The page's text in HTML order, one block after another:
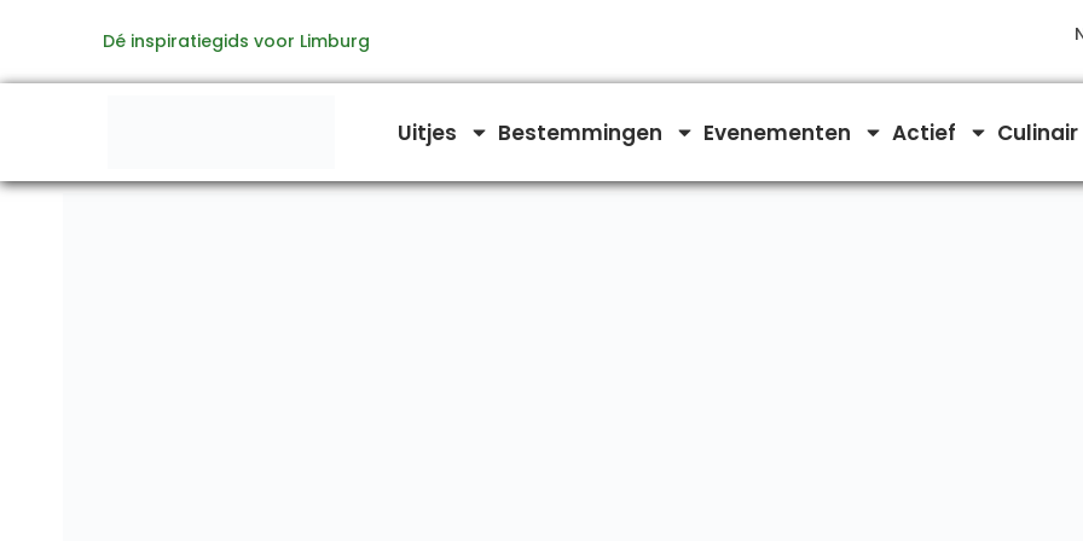
de
Dé inspiratiegids voor Limburg
Uitjes Bestemmingen Evenementen Actief Culinair